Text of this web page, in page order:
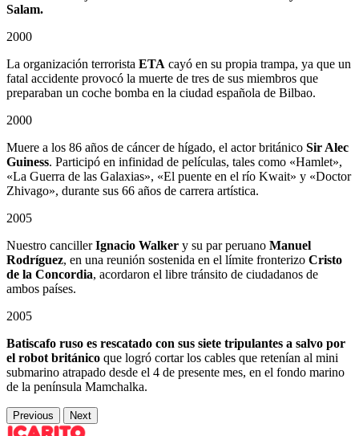
Salam.
2000
La organización terrorista ETA cayó en su propia trampa, ya que un
fatal accidente provocó la muerte de tres de sus miembros que
preparaban un coche bomba en la ciudad española de Bilbao.
2000
Muere a los 86 años de cáncer de hígado, el actor británico Sir Alec
Guiness. Participó en infinidad de películas, tales como «Hamlet»,
«La Guerra de las Galaxias», «El puente en el río Kwait» y «Doctor
Zhivago», durante sus 66 años de carrera artística.
2005
Nuestro cancillerIgnacio Walker y su par peruano Manuel
Rodríguez, en una reunión sostenida en el límite fronterizo Cristo
de la Concordia, acordaron el libre tránsito de ciudadanos de
ambos países.
2005
Batiscafo ruso es rescatado con sus siete tripulantes a salvo por
el robot británico que logró cortar los cables que retenían al mini
submarino atrapado desde el 4 de presente mes, en el fondo marino
de la península Mamchalka.
Previous Next